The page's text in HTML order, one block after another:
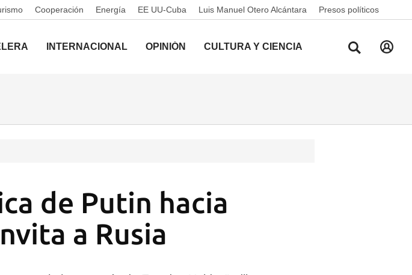
Cooperación Energía EE UU-Cuba Luis Manuel Otero Alcántara Presos políticos
INTERNACIONAL OPINIÓN CULTURA Y CIENCIA
de Putin hacia
a Rusia